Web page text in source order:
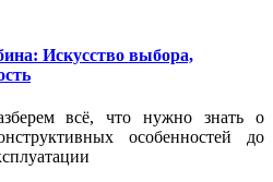
Искусство выбора,
всё, что нужно знать о
особенностей до